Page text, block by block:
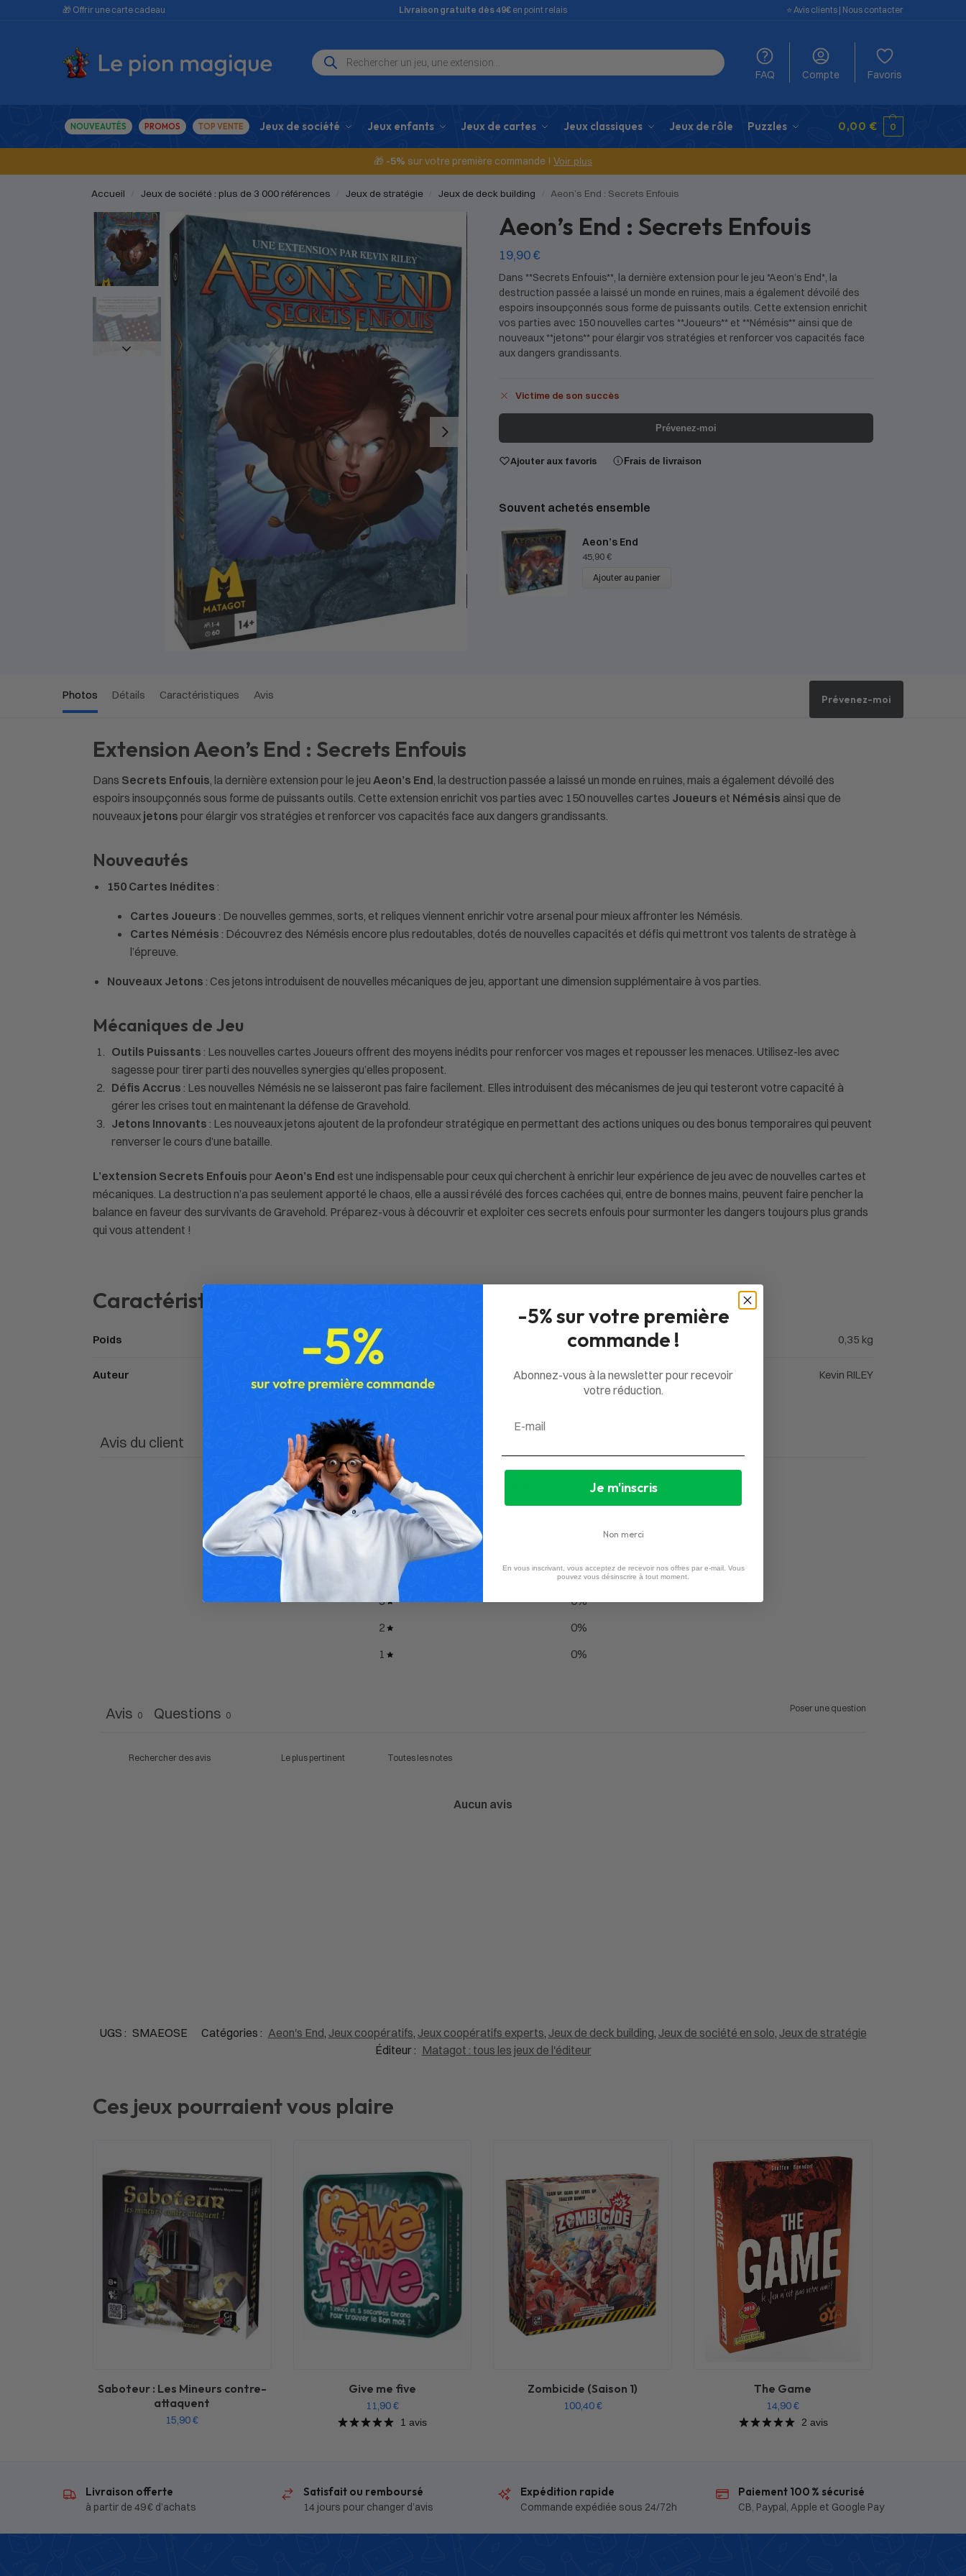
🎁 Offrir une carte cadeau Livraison gratuite dès 49€ en point relais ⭐️ Avis clients | Nous contacter
FAQ Compte Favoris
NOUVEAUTÉS PROMOS TOP VENTE Jeux de société Jeux enfants Jeux de cartes Jeux classiques Jeux de rôle Puzzles 0,00 € 0
🎁 -5% sur votre première commande ! Voir plus
Accueil Jeux de société : plus de 3 000 références Jeux de stratégie Jeux de deck building Aeon’s End : Secrets Enfouis
Aeon’s End : Secrets Enfouis
19,90€
Dans **Secrets Enfouis**, la dernière extension pour le jeu *Aeon’s End*, la
destruction passée a laissé un monde en ruines, mais a également dévoilé des
espoirs insoupçonnés sous forme de puissants outils. Cette extension enrichit
vos parties avec 150 nouvelles cartes **Joueurs** et **Némésis** ainsi que de
nouveaux **jetons** pour élargir vos stratégies et renforcer vos capacités face
aux dangers grandissants.
Victime de son succès
Prévenez-moi
Ajouter aux favoris Frais de livraison
Souvent achetés ensemble
Aeon’s End
45,90€
Ajouter au panier
Photos Détails Caractéristiques Avis Prévenez-moi
Extension Aeon’s End : Secrets Enfouis
Dans Secrets Enfouis, la dernière extension pour le jeu Aeon’s End, la destruction passée a laissé un monde en ruines, mais a également dévoilé des
espoirs insoupçonnés sous forme de puissants outils. Cette extension enrichit vos parties avec 150 nouvelles cartes Joueurs et Némésis ainsi que de
nouveaux jetons pour élargir vos stratégies et renforcer vos capacités face aux dangers grandissants.
Nouveautés
150 Cartes Inédites :
Cartes Joueurs : De nouvelles gemmes, sorts, et reliques viennent enrichir votre arsenal pour mieux affronter les Némésis.
Cartes Némésis : Découvrez des Némésis encore plus redoutables, dotés de nouvelles capacités et défis qui mettront vos talents de stratège à
l’épreuve.
Nouveaux Jetons : Ces jetons introduisent de nouvelles mécaniques de jeu, apportant une dimension supplémentaire à vos parties.
Mécaniques de Jeu
Outils Puissants : Les nouvelles cartes Joueurs offrent des moyens inédits pour renforcer vos mages et repousser les menaces. Utilisez-les avec
sagesse pour tirer parti des nouvelles synergies qu’elles proposent.
Défis Accrus : Les nouvelles Némésis ne se laisseront pas faire facilement. Elles introduisent des mécanismes de jeu qui testeront votre capacité à
gérer les crises tout en maintenant la défense de Gravehold.
Jetons Innovants : Les nouveaux jetons ajoutent de la profondeur stratégique en permettant des actions uniques ou des bonus temporaires qui peuvent
renverser le cours d’une bataille.
L’extension Secrets Enfouis pour Aeon’s End est une indispensable pour ceux qui cherchent à enrichir leur expérience de jeu avec de nouvelles cartes et
mécaniques. La destruction n’a pas seulement apporté le chaos, elle a aussi révélé des forces cachées qui, entre de bonnes mains, peuvent faire pencher la
balance en faveur des survivants de Gravehold. Préparez-vous à découvrir et exploiter ces secrets enfouis pour surmonter les dangers toujours plus grands
qui vous attendent !
Caractéristiques
Poids 0,35 kg
Auteur Kevin RILEY
Avis du client
0 / 5
0%
3
0%
2
0%
1
0%
Poser une question
Avis 0 Questions 0
Aucun avis
UGS : SMAEOSE Catégories : Aeon's End, Jeux coopératifs, Jeux coopératifs experts, Jeux de deck building, Jeux de société en solo, Jeux de stratégie
Éditeur : Matagot : tous les jeux de l'éditeur
Ces jeux pourraient vous plaire
Saboteur : Les Mineurs contre-
attaquent
15,90€
Give me five
11,90€
1 avis
Zombicide (Saison 1)
100,40€
The Game
14,90€
2 avis
Livraison offerte
à partir de 49 € d’achats
Satisfait ou remboursé
14 jours pour changer d’avis
Expédition rapide
Commande expédiée sous 24/72h
Paiement 100 % sécurisé
CB, Paypal, Apple et Google Pay
-5% sur votre première
commande !
Abonnez-vous à la newsletter pour recevoir
votre réduction.
Je m'inscris
Non merci
En vous inscrivant, vous acceptez de recevoir nos offres par e-mail. Vous
pouvez vous désinscrire à tout moment.